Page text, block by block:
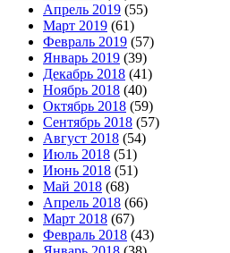
Апрель 2019 (55)
Март 2019 (61)
Февраль 2019 (57)
Январь 2019 (39)
Декабрь 2018 (41)
Ноябрь 2018 (40)
Октябрь 2018 (59)
Сентябрь 2018 (57)
Август 2018 (54)
Июль 2018 (51)
Июнь 2018 (51)
Май 2018 (68)
Апрель 2018 (66)
Март 2018 (67)
Февраль 2018 (43)